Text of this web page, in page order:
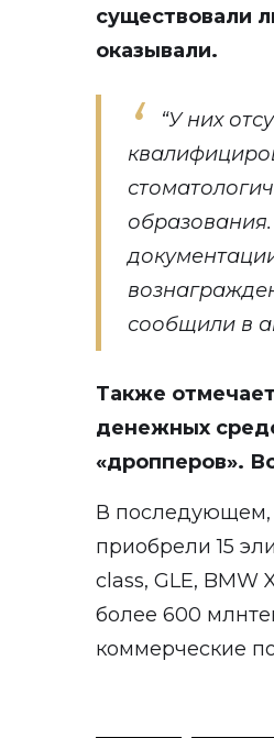
существовали
оказывали.
“У них
сообщили в
Также
денежных
«дропперов».
В последующем,
приобрели 15
class, GLE, BMW
более 600
коммерческие